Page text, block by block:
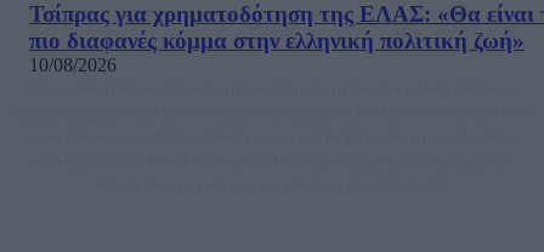
Τσίπρας για χρηματοδότηση της ΕΛΑΣ: «Θα είναι
πιο διαφανές κόμμα στην ελληνική πολιτική ζωή»
10/08/2026